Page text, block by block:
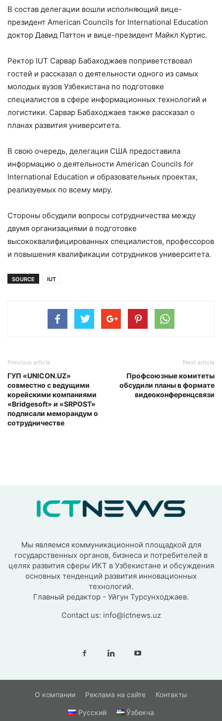
В состав делегации вошли исполняющий вице-
президент American Councils for International Education
доктор Давид Паттон и вице-президент Майкл Куртис.
Ректор IUT Сарвар Бабаходжаев поприветствовал
гостей и рассказал о деятельности одного из самых
молодых вузов Узбекистана по подготовке
специалистов в сфере информационных технологий и
логистики. Сарвар Бабаходжаев также рассказал о
планах развития университета.
В свою очередь, делегация США предоставила
информацию о деятельности American Councils for
International Education и образовательных проектах,
реализуемых по всему миру.
Стороны обсудили вопросы сотрудничества между
двумя организациями в подготовке
высококвалифицированных специалистов, профессоров
и повышения квалификации сотрудников университета.
SOURCE IUT
Previous article
ГУП «UNICON.UZ»
совместно с ведущими
корейскими компаниями
«Bridgesoft» и «SRPOST»
подписали меморандум о
сотрудничестве
Next article
Профсоюзные комитеты
обсудили планы в формате
видеоконференцсвязи
Мы являемся коммуникационной площадкой для
государственных органов, бизнеса и потребителей в
целях развития сферы ИКТ в Узбекистане и обсуждения
основных тенденций развития инновационных
технологий.
Главный редактор - Уйгун Турсунходжаев.
Contact us: info@ictnews.uz
О компании Реклама на сайте Контакты
Русский Ўзбекча